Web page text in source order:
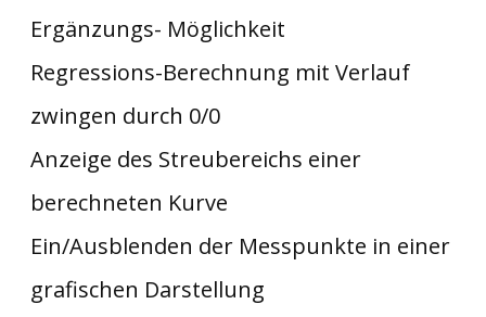
Ergänzungs- Möglichkeit
Regressions-Berechnung mit Verlauf
zwingen durch 0/0
Anzeige des Streubereichs einer
berechneten Kurve
Ein/Ausblenden der Messpunkte in einer
grafischen Darstellung